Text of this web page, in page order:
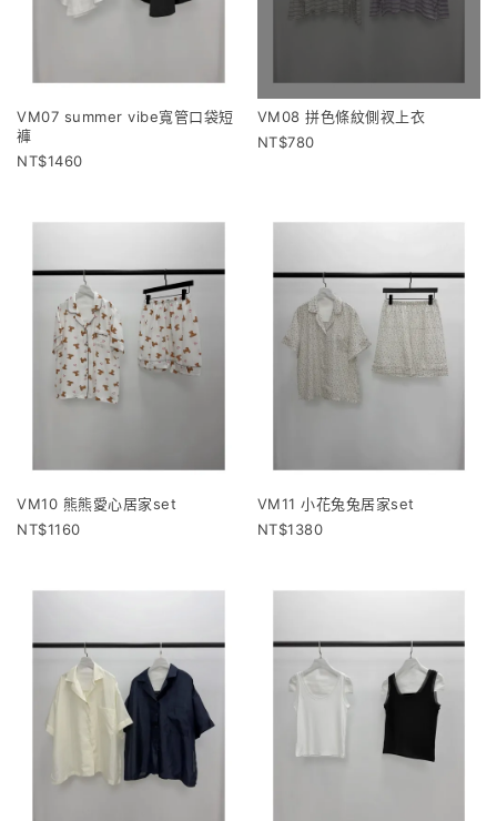
VM07 summer vibe寬管口袋短
褲
1460
VM08 拼色條紋側衩上衣
780
VM10 熊熊愛心居家set
1160
VM11 小花兔兔居家set
1380